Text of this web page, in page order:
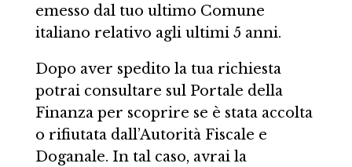
emesso dal tuo ultimo Comune
italiano relativo agli ultimi 5 anni.
Dopo aver spedito la tua richiesta
potrai consultare sul Portale della
Finanza per scoprire se è stata accolta
o rifiutata dall’Autorità Fiscale e
Doganale. In tal caso, avrai la